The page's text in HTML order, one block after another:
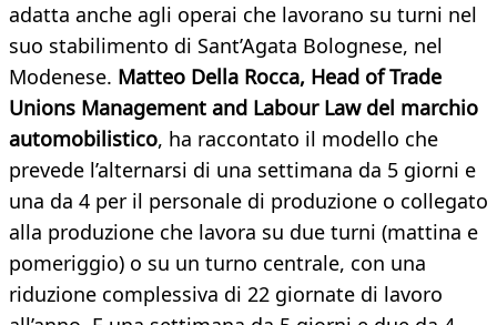
adatta anche agli operai che lavorano su turni nel
suo stabilimento di Sant’Agata Bolognese, nel
Modenese. Matteo Della Rocca, Head of Trade
Unions Management and Labour Law del marchio
automobilistico, ha raccontato il modello che
prevede l’alternarsi di una settimana da 5 giorni e
una da 4 per il personale di produzione o collegato
alla produzione che lavora su due turni (mattina e
pomeriggio) o su un turno centrale, con una
riduzione complessiva di 22 giornate di lavoro